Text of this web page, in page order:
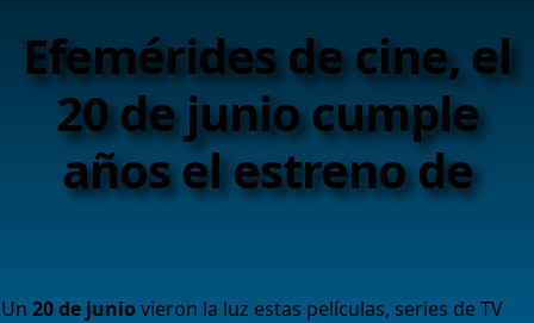
Efemérides de cine, el
20 de junio cumple
años el estreno de
Un20 de junio vieron la luz estas películas, series de TV